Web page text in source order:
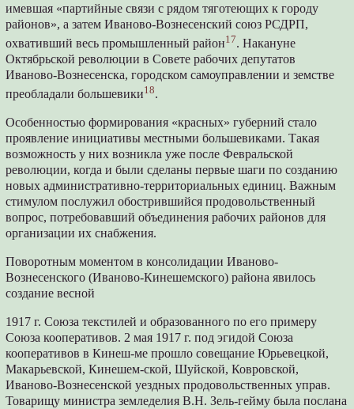
имевшая «партийные связи с рядом тяготеющих к городу
районов», а затем Иваново-Вознесенский союз РСДРП,
охвативший весь промышленный район17. Накануне
Октябрьской революции в Совете рабочих депутатов
Иваново-Вознесенска, городском самоуправлении и земстве
преобладали большевики18.
Особенностью формирования «красных» губерний стало
проявление инициативы местными большевиками. Такая
возможность у них возникла уже после Февральской
революции, когда и были сделаны первые шаги по созданию
новых административно-территориальных единиц. Важным
стимулом послужил обострившийся продовольственный
вопрос, потребовавший объединения рабочих районов для
организации их снабжения.
Поворотным моментом в консолидации Иваново-
Вознесенского (Иваново-Кинешемского) района явилось
создание весной
1917 г. Союза текстилей и образованного по его примеру
Союза кооперативов. 2 мая 1917 г. под эгидой Союза
кооперативов в Кинеш-ме прошло совещание Юрьевецкой,
Макарьевской, Кинешем-ской, Шуйской, Ковровской,
Иваново-Вознесенской уездных продовольственных управ.
Товарищу министра земледелия В.Н. Зель-гейму была послана